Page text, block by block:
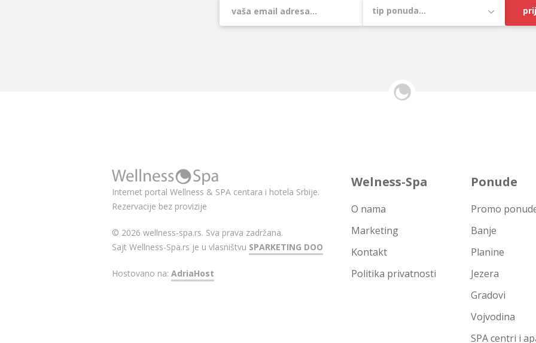
Internet portal Wellness & SPA centara i hotela Srbije.
Rezervacije bez provizije
© 2026 wellness-spa.rs. Sva prava zadržana.
Sajt Wellness-Spa.rs je u vlasništvu SPARKETING DOO
Hostovano na: AdriaHost
Welness-Spa
O nama
Marketing
Kontakt
Politika privatnosti
Ponude
Promo
Banje
Planine
Jezera
Gradovi
Vojvodina
SPA centri i